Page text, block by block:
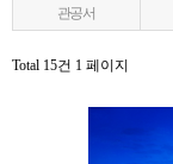
관공서
Total 15건 1 페이지